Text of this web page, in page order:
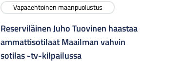
Vapaaehtoinen maanpuolustus
Reserviläinen Juho Tuovinen haastaa
ammattisotilaat Maailman vahvin
sotilas -tv-kilpailussa